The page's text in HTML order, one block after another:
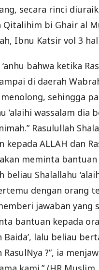
secara rinci
Qitalihim bi Ghair al
Ibnu Katsir vol 3 hal
bahwa ketika
di daerah
sehingga
‘alaihi wassalam dia
Rasulullah
ALLAH dan
meminta
beliau Shalallahu
dengan orang
jawaban yang
bantuan kepada
lalu beliau
?”, ia